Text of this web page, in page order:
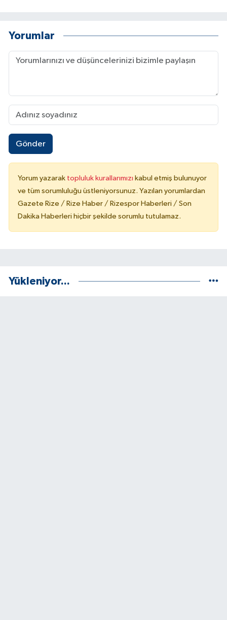
Yorumlar
Gönder
Yorum yazarak topluluk kurallarımızı kabul etmiş bulunuyor
ve tüm sorumluluğu üstleniyorsunuz. Yazılan yorumlardan
Gazete Rize / Rize Haber / Rizespor Haberleri / Son
Dakika Haberleri hiçbir şekilde sorumlu tutulamaz.
Yükleniyor...